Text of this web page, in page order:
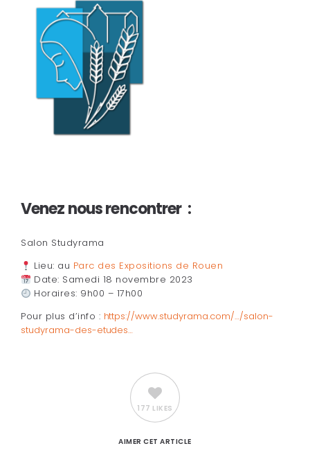
Venez nous rencontrer :
Salon Studyrama
Lieu: au Parc des Expositions de Rouen
Date: Samedi 18 novembre 2023
Horaires: 9h00 – 17h00
Pour plus d’info : https://www.studyrama.com/…/salon-
studyrama-des-etudes…
177 LIKES
AIMER CET ARTICLE